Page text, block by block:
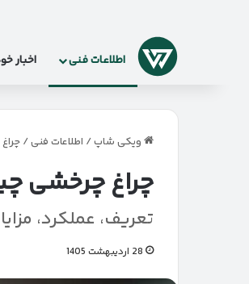
لوگو اطلاعات فنی اخبار
ویکی شاپ/ اطلاعات فنی/
چراغ چرخشی
تعریف، عملکرد،
28 اردیبهشت 1405